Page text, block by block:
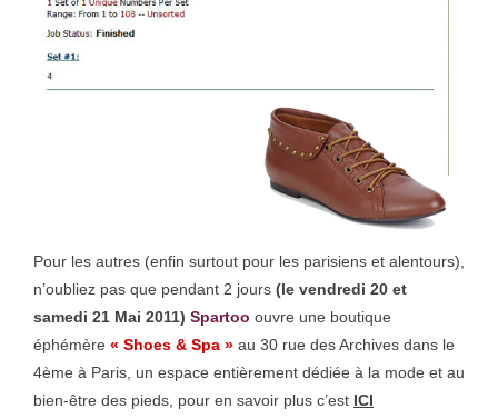
Pour les autres (enfin surtout pour les parisiens et alentours),
n’oubliez pas que pendant 2 jours (le vendredi 20 et
samedi 21 Mai 2011) Spartoo ouvre une boutique
éphémère « Shoes & Spa » au 30 rue des Archives dans le
4ème à Paris, un espace entièrement dédiée à la mode et au
bien-être des pieds, pour en savoir plus c’est ICI